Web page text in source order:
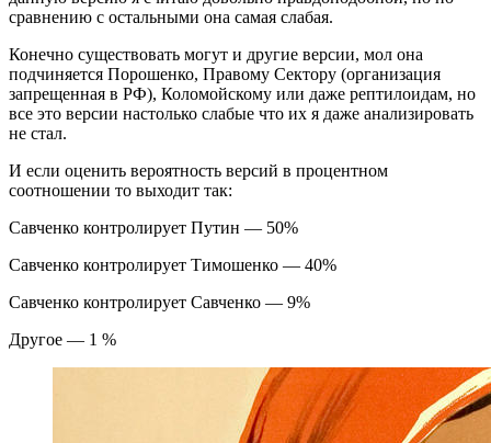
сравнению с остальными она самая слабая.
Конечно существовать могут и другие версии, мол она
подчиняется Порошенко, Правому Сектору (организация
запрещенная в РФ), Коломойскому или даже рептилоидам, но
все это версии настолько слабые что их я даже анализировать
не стал.
И если оценить вероятность версий в процентном
соотношении то выходит так:
Савченко контролирует Путин — 50%
Савченко контролирует Тимошенко — 40%
Савченко контролирует Савченко — 9%
Другое — 1 %